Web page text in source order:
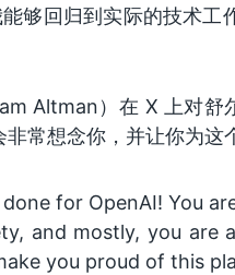
够回归到实际的技术
Altman）在 X 上对舒
常想念你，并让你为这
for OpenAI! You
and mostly, you are
you proud of this